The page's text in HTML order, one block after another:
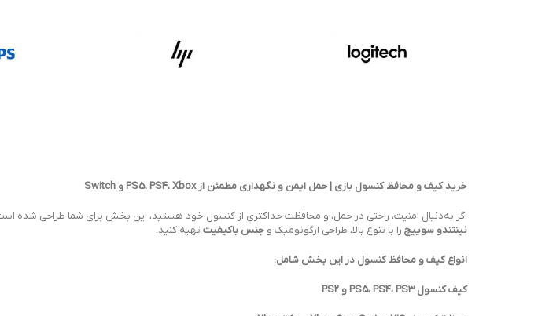
خرید کیف و محافظ کنسول بازی | حمل ایمن و نگهداری مطمئن از PS5، PS4، Xbox و Switch
اگر به‌دنبال امنیت، راحتی در حمل، و محافظت حداکثری از کنسول خود هستید، این بخش برای شما طراحی شده
نینتندو سوییچ را با تنوع بالا، طراحی ارگونومیک و جنس باکیفیت تهیه کنید.
انواع کیف و محافظ کنسول در این بخش شامل:
کیف کنسول PS5، PS4، PS3 و PS2